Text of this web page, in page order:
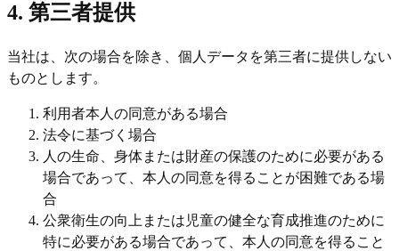
4. 第三者提供
当社は、次の場合を除き、個人データを第三者に提供しない
ものとします。
利用者本人の同意がある場合
法令に基づく場合
人の生命、身体または財産の保護のために必要がある
場合であって、本人の同意を得ることが困難である場
合
公衆衛生の向上または児童の健全な育成推進のために
特に必要がある場合であって、本人の同意を得ること